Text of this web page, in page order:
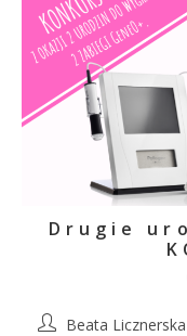
Drugie
Beata Licznerska